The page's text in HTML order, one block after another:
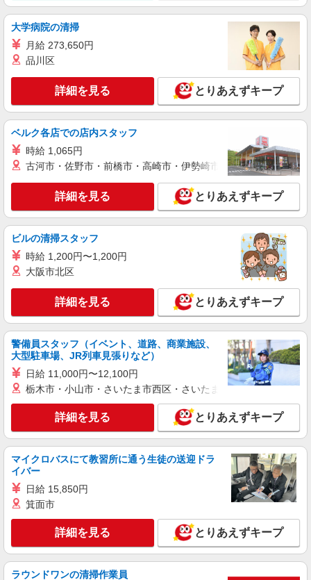
大学病院の清掃
月給 273,650円
品川区
詳細を見る とりあえずキープ
ベルク各店での店内スタッフ
時給 1,065円
古河市・佐野市・前橋市・高崎市・伊勢崎市・太田市・館林市
詳細を見る とりあえずキープ
ビルの清掃スタッフ
時給 1,200円〜1,200円
大阪市北区
詳細を見る とりあえずキープ
警備員スタッフ（イベント、道路、商業施設、
大型駐車場、JR列車見張りなど）
日給 11,000円〜12,100円
栃木市・小山市・さいたま市西区・さいたま市岩槻区・久喜市・
詳細を見る とりあえずキープ
マイクロバスにて教習所に通う生徒の送迎ドラ
イバー
日給 15,850円
箕面市
詳細を見る とりあえずキープ
ラウンドワンの清掃作業員